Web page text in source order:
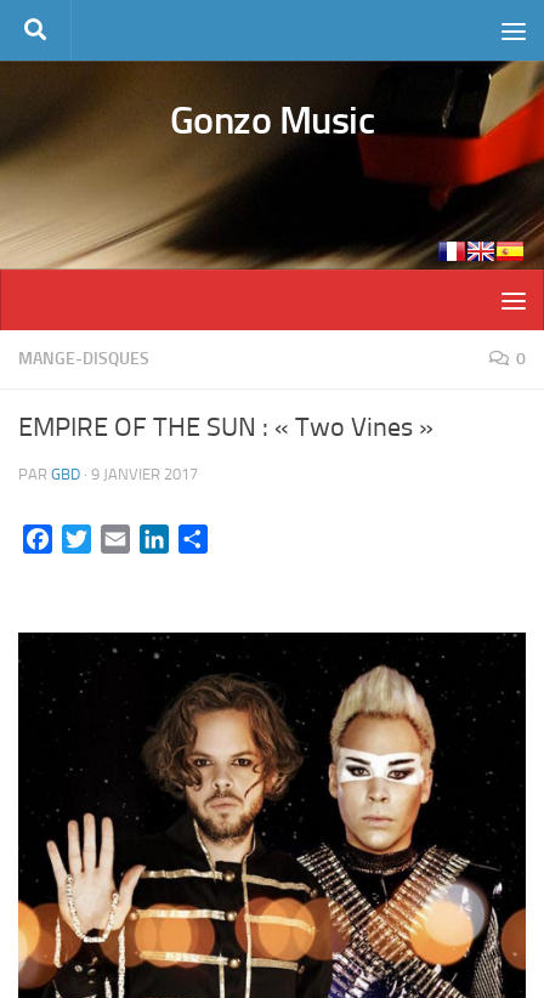
Skip to content
Gonzo Music
MANGE-DISQUES 0
EMPIRE OF THE SUN : « Two Vines »
PAR GBD · 9 JANVIER 2017
FacebookTwitterEmail LinkedIn